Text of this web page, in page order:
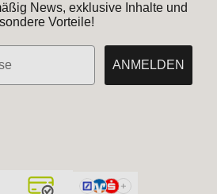
News, exklusive Inhalte und
Vorteile!
ANMELDEN